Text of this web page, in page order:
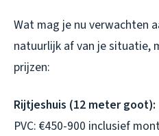
Wat mag je nu verwachten
natuurlijk af van je situatie,
prijzen:
Rijtjeshuis (12 meter goot):
PVC: €450-900 inclusief